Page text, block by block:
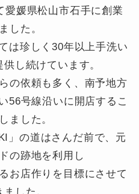
愛媛県松山市石手に創業
した。
は珍しく30年以上手洗い
し続けています。
の依頼も多く、南予地方
56号線沿いに開店するこ
ました。
」の道はさんだ前で、元
の跡地を利用し
お店作りを目標にさせて